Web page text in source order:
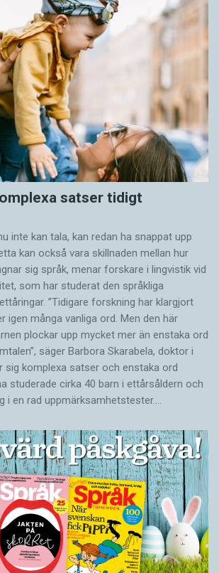
satser tidigt
inte kan tala, kan redan ha snappat upp
kan också vara skillnaden mellan hur
sig språk, menar forskare i lingvistik vid
som har studerat den språkliga
”Tidigare forskning har klargjort
igen många vanliga ord. Men den här
plockar upp mycket mer än enstaka ord
säger Barbora Skarabela, doktor i
sig komplexa satser och enstaka ord
studerade cirka 40 barn i ettårsåldern och
i en rad uppmärksamhetstester.…